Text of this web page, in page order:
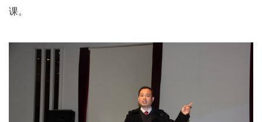
课。